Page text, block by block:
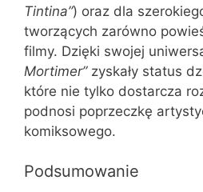
Tintina”) oraz dla
tworzących zarówno
filmy. Dzięki swojej
Mortimer”zyskały status
które nie tylko dostarcza
podnosi poprzeczkę
komiksowego.
Podsumowanie